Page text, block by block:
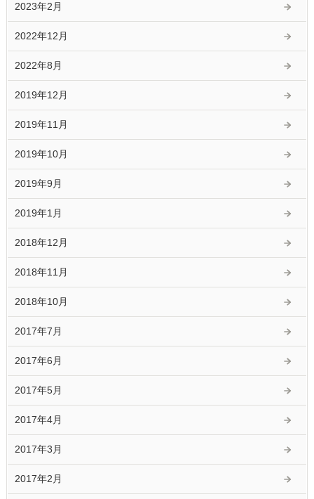
2023年2月
2022年12月
2022年8月
2019年12月
2019年11月
2019年10月
2019年9月
2019年1月
2018年12月
2018年11月
2018年10月
2017年7月
2017年6月
2017年5月
2017年4月
2017年3月
2017年2月